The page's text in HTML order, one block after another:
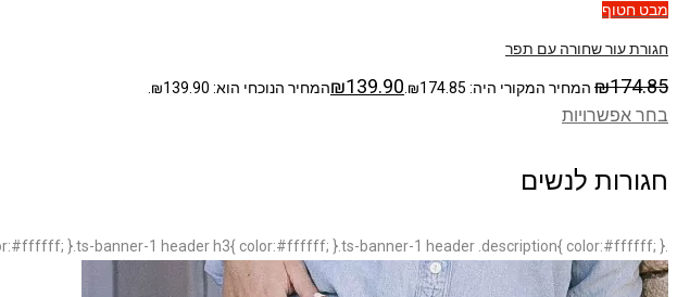
מבט חטוף
חגורת עור שחורה עם תפר
₪174.85 המחיר המקורי היה: ₪174.85. ₪139.90 המחיר הנוכחי הוא: ₪139.90.
בחר אפשרויות
חגורות לנשים